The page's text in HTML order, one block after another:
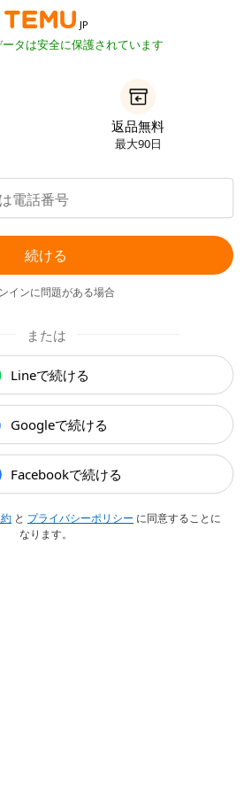
JP
タは安全に保護されています
返品無料
最大90日
続ける
インに問題がある場合
または
Lineで続ける
Googleで続ける
Facebookで続ける
と プライバシーポリシー に同意することに
なります。